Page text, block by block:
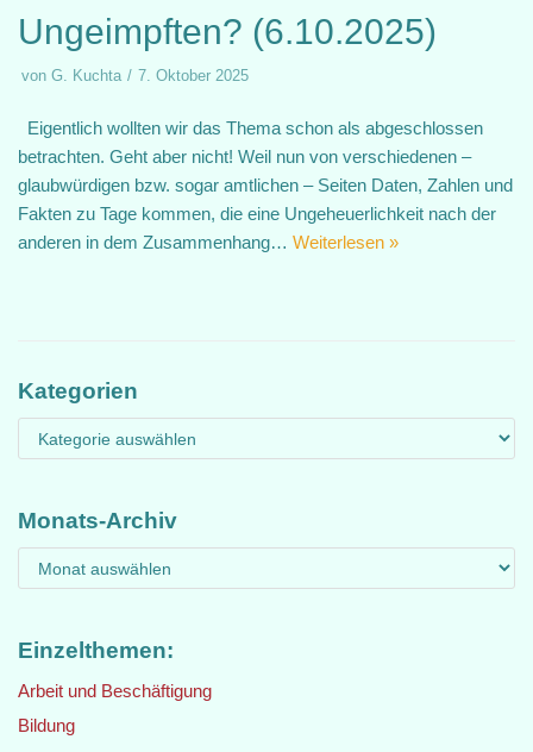
Ungeimpften? (6.10.2025)
von G. Kuchta 7. Oktober 2025
Eigentlich wollten wir das Thema schon als abgeschlossen
betrachten. Geht aber nicht! Weil nun von verschiedenen –
glaubwürdigen bzw. sogar amtlichen – Seiten Daten, Zahlen und
Fakten zu Tage kommen, die eine Ungeheuerlichkeit nach der
anderen in dem Zusammenhang… Weiterlesen »
Kategorien
Monats-Archiv
Einzelthemen:
Arbeit und Beschäftigung
Bildung